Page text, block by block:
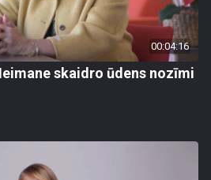
00:04:16
skaidro ūdens nozīmi